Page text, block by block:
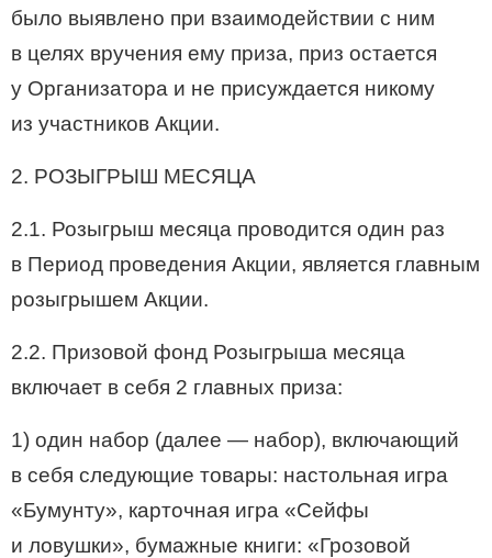
было выявлено при взаимодействии с ним
в целях вручения ему приза, приз остается
у Организатора и не присуждается никому
из участников Акции.
2. РОЗЫГРЫШ МЕСЯЦА
2.1. Розыгрыш месяца проводится один раз
в Период проведения Акции, является главным
розыгрышем Акции.
2.2. Призовой фонд Розыгрыша месяца
включает в себя 2 главных приза:
1) один набор (далее — набор), включающий
в себя следующие товары: настольная игра
«Бумунту», карточная игра «Сейфы
и ловушки», бумажные книги: «Грозовой